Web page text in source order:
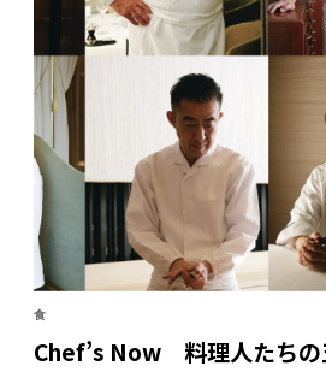
食
Chef’s Now 料理人たちの